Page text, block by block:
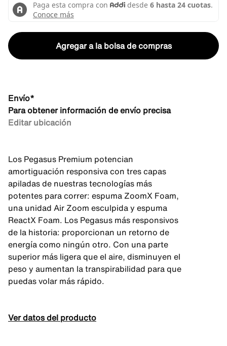
Agregar a la bolsa de compras
Envío*
Para obtener información de envío precisa
Editar ubicación
Los Pegasus Premium potencian
amortiguación responsiva con tres capas
apiladas de nuestras tecnologías más
potentes para correr: espuma ZoomX Foam,
una unidad Air Zoom esculpida y espuma
ReactX Foam. Los Pegasus más responsivos
de la historia: proporcionan un retorno de
energía como ningún otro. Con una parte
superior más ligera que el aire, disminuyen el
peso y aumentan la transpirabilidad para que
puedas volar más rápido.
Ver datos del producto